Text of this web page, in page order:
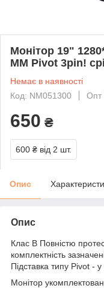
Монітор 19"
MM Pivot 3pin!
Немає в наявності
Код: NM051300
Опт
650 ₴
600 ₴ від 2 шт.
Опис
Опис
Клас B Повністю
комплектність
Підставка типу Pivot -
Монітор